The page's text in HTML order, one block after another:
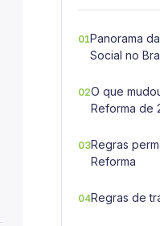
01Panorama
Social no
02O que
Reforma de
03Regras
Reforma
04Regras de